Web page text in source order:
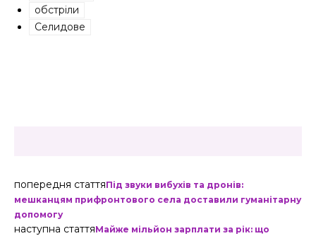
обстріли
Селидове
попередня статтяПід звуки вибухів та дронів:
мешканцям прифронтового села доставили гуманітарну
допомогу
наступна статтяМайже мільйон зарплати за рік: що